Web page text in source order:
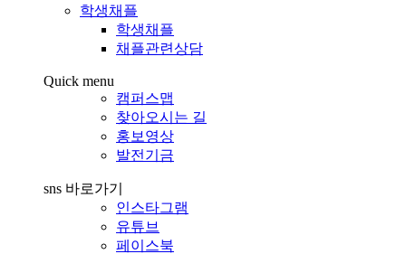
학생채플
학생채플
채플관련상담
Quick menu
캠퍼스맵
찾아오시는 길
홍보영상
발전기금
sns 바로가기
인스타그램
유튜브
페이스북